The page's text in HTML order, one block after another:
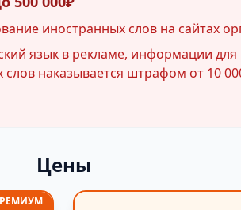
иностранных слов на сайтах
язык в рекламе, информации для
наказывается штрафом от 10
Цены